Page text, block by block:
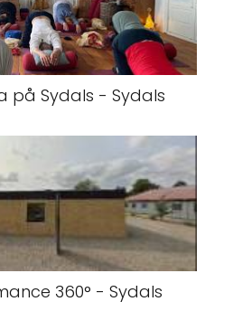
på Sydals - Sydals
360° - Sydals